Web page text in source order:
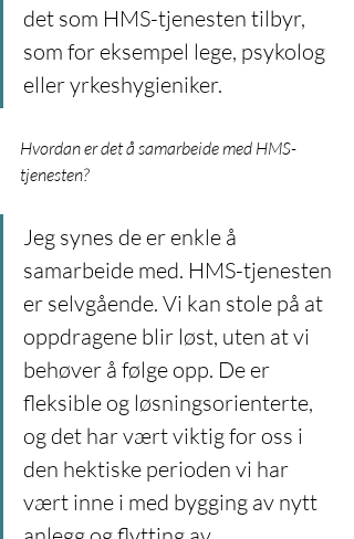
det som HMS-tjenesten tilbyr,
som for eksempel lege, psykolog
eller yrkeshygieniker.
Hvordan er det å samarbeide med HMS-
tjenesten?
Jeg synes de er enkle å
samarbeide med. HMS-tjenesten
er selvgående. Vi kan stole på at
oppdragene blir løst, uten at vi
behøver å følge opp. De er
fleksible og løsningsorienterte,
og det har vært viktig for oss i
den hektiske perioden vi har
vært inne i med bygging av nytt